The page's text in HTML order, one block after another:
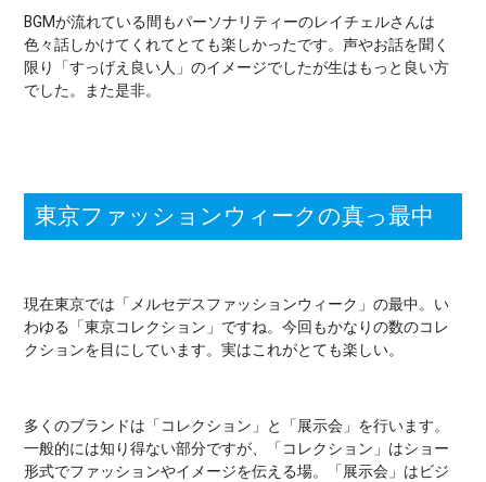
BGMが流れている間もパーソナリティーのレイチェルさんは
色々話しかけてくれてとても楽しかったです。声やお話を聞く
限り「すっげえ良い人」のイメージでしたが生はもっと良い方
でした。また是非。
東京ファッションウィークの真っ最中
現在東京では「メルセデスファッションウィーク」の最中。い
わゆる「東京コレクション」ですね。今回もかなりの数のコレ
クションを目にしています。実はこれがとても楽しい。
多くのブランドは「コレクション」と「展示会」を行います。
一般的には知り得ない部分ですが、「コレクション」はショー
形式でファッションやイメージを伝える場。「展示会」はビジ